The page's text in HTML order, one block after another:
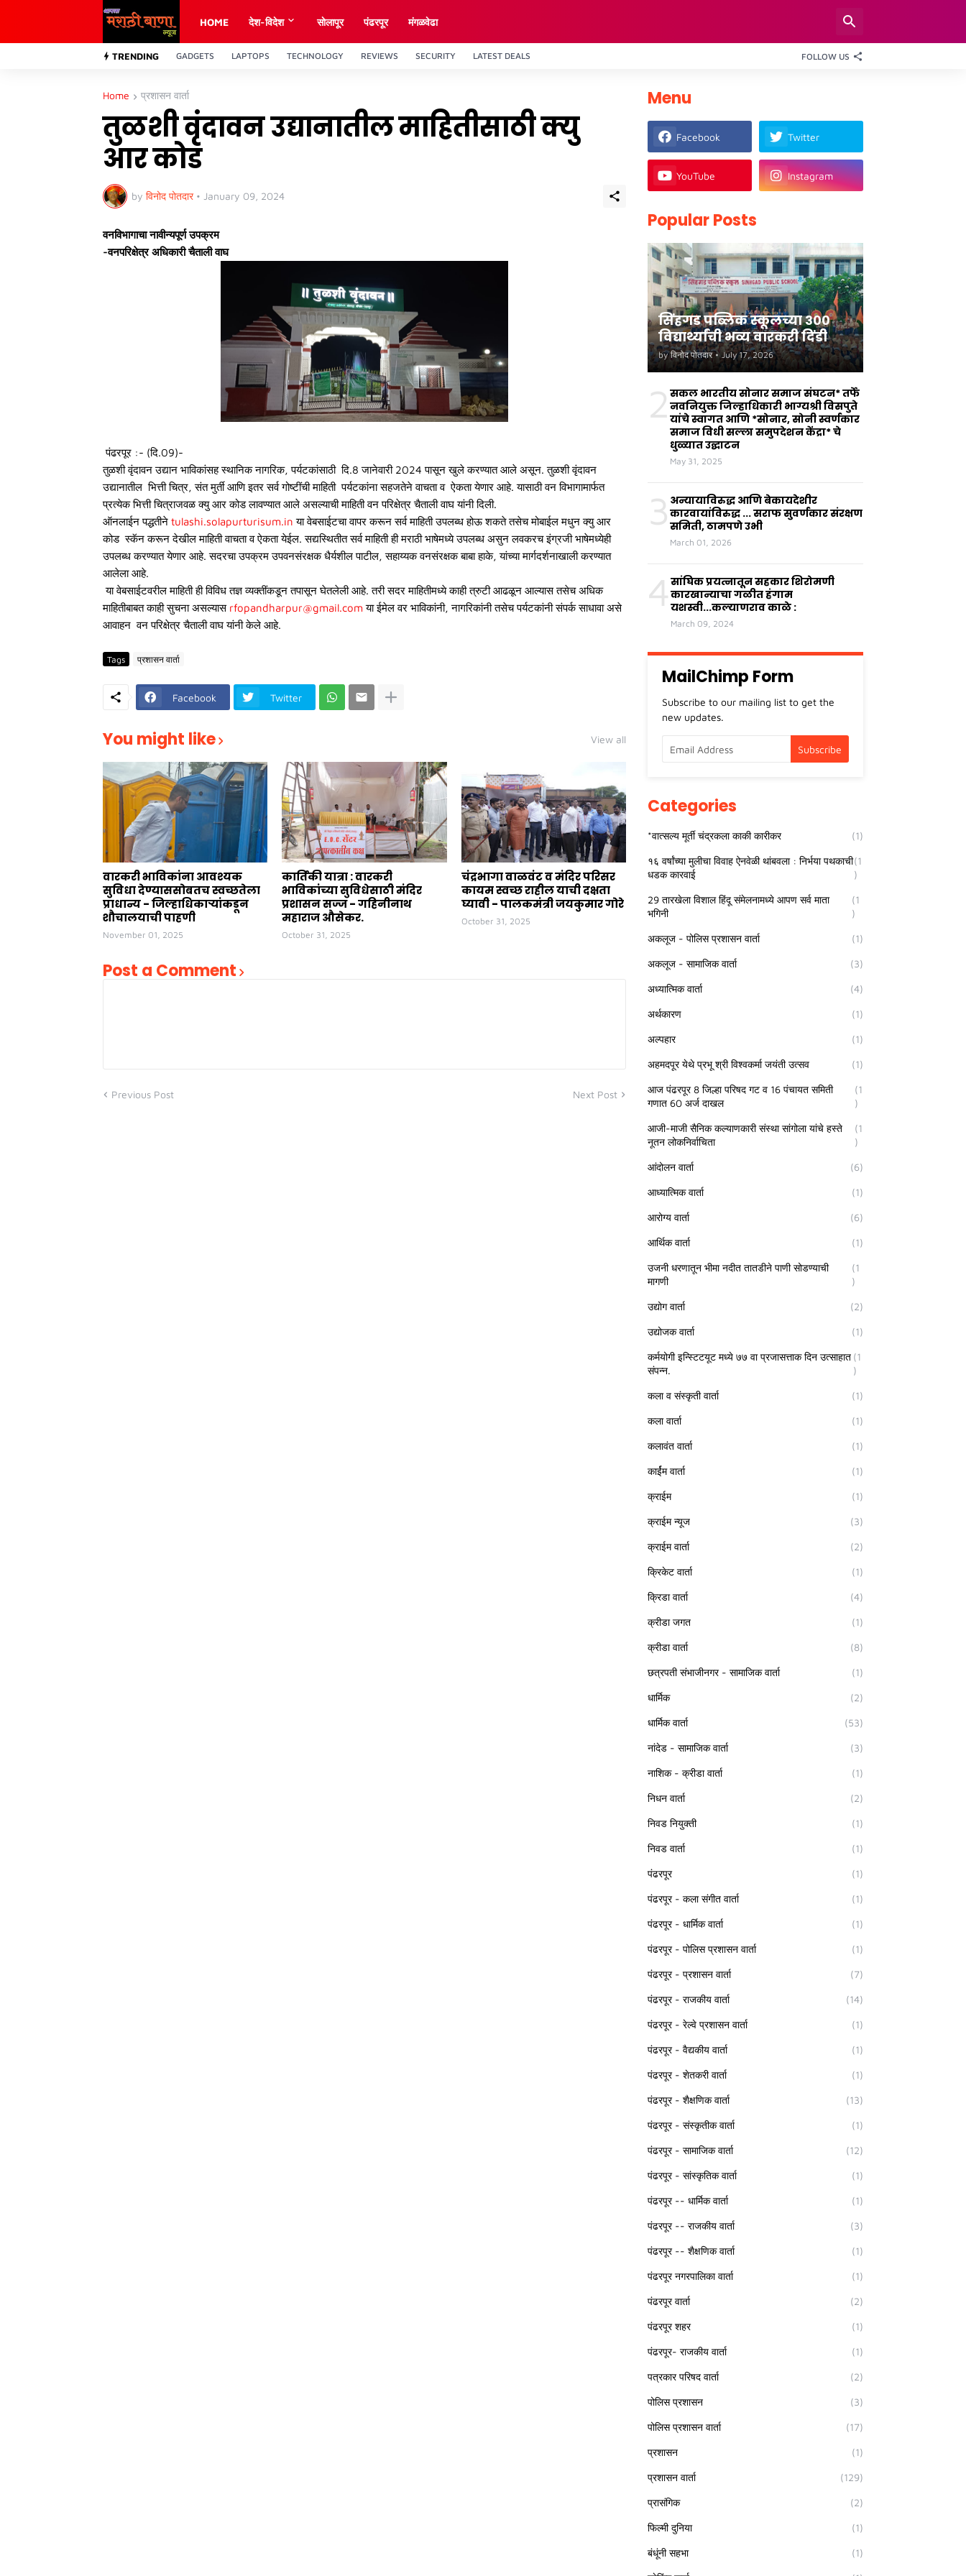
HOME देश-विदेश साेलापूर पंढरपूर मंगळवेढा
TRENDING GADGETS LAPTOPS TECHNOLOGY REVIEWS SECURITY LATEST DEALS FOLLOW US
Home प्रशासन वार्ता
तुळशी वृंदावन उद्यानातील माहितीसाठी क्यु
आर कोड
by विनोद पोतदार • January 09, 2024
वनविभागाचा नावीन्यपूर्ण उपक्रम
-वनपरिक्षेत्र अधिकारी चैताली वाघ
पंढरपूर :- (दि.09)-
तुळशी वृंदावन उद्यान भाविकांसह स्थानिक नागरिक, पर्यटकांसाठी दि.8 जानेवारी 2024 पासून खुले करण्यात आले असून. तुळशी वृंदावन
उद्यानातील भित्ती चित्र, संत मुर्ती आणि इतर सर्व गोष्टींची माहिती पर्यटकांना सहजतेने वाचता व ऐकता येणार आहे. यासाठी वन विभागामार्फत
प्रत्येक भित्ती चित्राजवळ क्यु आर कोड लावण्यात आले असल्याची माहिती वन परिक्षेत्र चैताली वाघ यांनी दिली.
ऑनलाईन पद्धतीने tulashi.solapurturisum.in या वेबसाईटचा वापर करून सर्व माहिती उपलब्ध होऊ शकते तसेच मोबाईल मधुन क्यु आर
कोड स्कॅन करून देखील माहिती वाचता व ऐकता येईल. सद्यस्थितीत सर्व माहिती ही मराठी भाषेमध्ये उपलब्ध असुन लवकरच इंग्रजी भाषेमध्येही
उपलब्ध करण्यात येणार आहे. सदरचा उपक्रम उपवनसंरक्षक धैर्यशील पाटील, सहाय्यक वनसंरक्षक बाबा हाके, यांच्या मार्गदर्शनाखाली करण्यात
आलेला आहे.
या वेबसाईटवरील माहिती ही विविध तज्ञ व्यक्तींकडून तपासून घेतलेली आहे. तरी सदर माहितीमध्ये काही त्रुटी आढळून आल्यास तसेच अधिक
माहितीबाबत काही सुचना असल्यास rfopandharpur@gmail.com या ईमेल वर भाविकांनी, नागरिकांनी तसेच पर्यटकांनी संपर्क साधावा असे
आवाहन वन परिक्षेत्र चैताली वाघ यांनी केले आहे.
Tags प्रशासन वार्ता
Facebook Twitter
You might like View all
वारकरी भाविकांना आवश्यक
सुविधा देण्याससोबतच स्वच्छतेला
प्राधान्य - जिल्हाधिकाऱ्यांकडून
शौचालयाची पाहणी
November 01, 2025
कार्तिकी यात्रा : वारकरी
भाविकांच्या सुविधेसाठी मंदिर
प्रशासन सज्ज - गहिनीनाथ
महाराज औसेकर.
October 31, 2025
चंद्रभागा वाळवंट व मंदिर परिसर
कायम स्वच्छ राहील याची दक्षता
घ्यावी - पालकमंत्री जयकुमार गोरे
October 31, 2025
Post a Comment
Previous Post Next Post
Menu
Facebook Twitter
YouTube Instagram
Popular Posts
सिंहगड पब्लिक स्कूलच्या ३००
विद्यार्थ्यांची भव्य वारकरी दिंडी
by विनोद पोतदार • July 17, 2026
2 सकल भारतीय सोनार समाज संघटन* तर्फे
नवनियुक्त जिल्हाधिकारी भाग्यश्री विसपुते
यांचे स्वागत आणि *सोनार, सोनी स्वर्णकार
समाज विधी सल्ला समुपदेशन केंद्रा* चे
धुळ्यात उद्घाटन
May 31, 2025
3 अन्यायाविरुद्ध आणि बेकायदेशीर
कारवायांविरुद्ध ... सराफ सुवर्णकार संरक्षण
समिती, ठामपणे उभी
March 01, 2026
4 सांघिक प्रयत्नातून सहकार शिरोमणी
कारखान्याचा गळीत हंगाम
यशस्वी...कल्याणराव काळे :
March 09, 2024
MailChimp Form
Subscribe to our mailing list to get the
new updates.
Categories
*वात्सल्य मूर्ती चंद्रकला काकी कारीकर (1)
१६ वर्षांच्या मुलीचा विवाह ऐनवेळी थांबवला : निर्भया पथकाची
धडक कारवाई
(1
)
29 तारखेला विशाल हिंदू संमेलनामध्ये आपण सर्व माता
भगिनी
(1
)
अकलूज - पोलिस प्रशासन वार्ता (1)
अकलूज - सामाजिक वार्ता (3)
अध्यात्मिक वार्ता (4)
अर्थकारण (1)
अल्पहार (1)
अहमदपूर येथे प्रभू श्री विश्वकर्मा जयंती उत्सव (1)
आज पंढरपूर 8 जिल्हा परिषद गट व 16 पंचायत समिती
गणात 60 अर्ज दाखल
(1
)
आजी-माजी सैनिक कल्याणकारी संस्था सांगोला यांचे हस्ते
नूतन लोकनिर्वाचिता
(1
)
आंदोलन वार्ता (6)
आध्यात्मिक वार्ता (1)
आरोग्य वार्ता (6)
आर्थिक वार्ता (1)
उजनी धरणातून भीमा नदीत तातडीने पाणी सोडण्याची
मागणी
(1
)
उद्योग वार्ता (2)
उद्योजक वार्ता (1)
कर्मयोगी इन्स्टिटयूट मध्ये ७७ वा प्रजासत्ताक दिन उत्साहात
संपन्न.
(1
)
कला व संस्कृती वार्ता (1)
कला वार्ता (1)
कलावंत वार्ता (1)
कार्ईम वार्ता (1)
क्राईम (1)
क्राईम न्यूज (3)
क्राईम वार्ता (2)
क्रिकेट वार्ता (1)
क्रिडा वार्ता (4)
क्रीडा जगत (1)
क्रीडा वार्ता (8)
छत्रपती संभाजीनगर - सामाजिक वार्ता (1)
धार्मिक (2)
धार्मिक वार्ता (53)
नांदेड - सामाजिक वार्ता (3)
नाशिक - क्रीडा वार्ता (1)
निधन वार्ता (2)
निवड नियुक्ती (1)
निवड वार्ता (1)
पंढरपूर (1)
पंढरपूर - कला संगीत वार्ता (1)
पंढरपूर - धार्मिक वार्ता (1)
पंढरपूर - पोलिस प्रशासन वार्ता (1)
पंढरपूर - प्रशासन वार्ता (7)
पंढरपूर - राजकीय वार्ता (14)
पंढरपूर - रेल्वे प्रशासन वार्ता (1)
पंढरपूर - वैद्यकीय वार्ता (1)
पंढरपूर - शेतकरी वार्ता (1)
पंढरपूर - शैक्षणिक वार्ता (13)
पंढरपूर - संस्कृतीक वार्ता (1)
पंढरपूर - सामाजिक वार्ता (12)
पंढरपूर - सांस्कृतिक वार्ता (1)
पंढरपूर -- धार्मिक वार्ता (1)
पंढरपूर -- राजकीय वार्ता (3)
पंढरपूर -- शैक्षणिक वार्ता (1)
पंढरपूर नगरपालिका वार्ता (1)
पंढरपूर वार्ता (2)
पंढरपूर शहर (1)
पंढरपूर- राजकीय वार्ता (1)
पत्रकार परिषद वार्ता (2)
पोलिस प्रशासन (3)
पोलिस प्रशासन वार्ता (17)
प्रशासन (1)
प्रशासन वार्ता (129)
प्रासंगिक (2)
फिल्मी दुनिया (1)
बंधूंनी सहभा (1)